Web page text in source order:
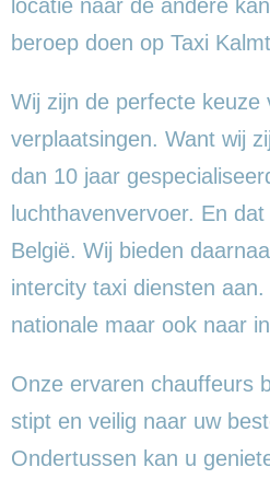
locatie naar de andere
beroep doen op Taxi
Wij zijn de perfecte keuze
verplaatsingen. Want wij
dan 10 jaar
luchthavenvervoer. En
België. Wij bieden
intercity taxi diensten
nationale maar ook naar
Onze ervaren chauffeurs
stipt en veilig naar uw
Ondertussen kan u